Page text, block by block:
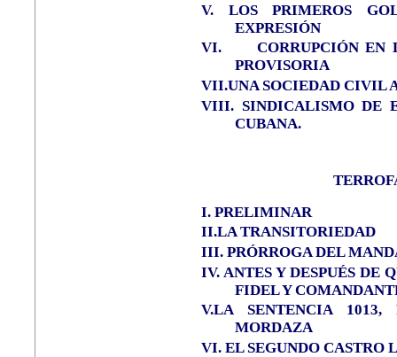
V.
LOS PRIMEROS
EXPRESIÓN
VI.
CORRUPCIÓN EN
PROVISORIA
VII.UNA SOCIEDAD CIVIL
VIII. SINDICALISMO DE
CUBANA.
I. PRELIMINAR
II.LA TRANSITORIEDAD
III. PRÓRROGA DEL
IV. ANTES Y DESPUÉS DE
FIDEL Y
V.LA SENTENCIA
MORDAZA
VI. EL SEGUNDO CASTRO